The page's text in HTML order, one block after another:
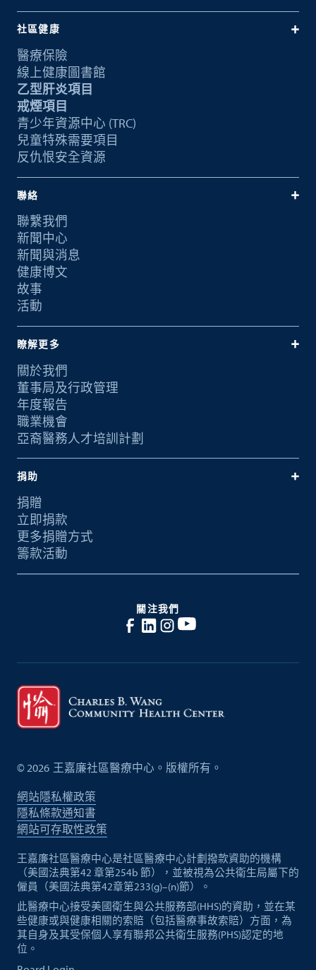
社區健康
醫療保險
線上健康圖書館
乙型肝炎項目
戒煙項目
青少年資源中心 (TRC)
兒童特殊需要項目
反仇恨安全資源
聯絡
聯繫我們
新聞中心
新聞與消息
健康博文
故事
活動
瞭解更多
關於我們
董事局及行政管理
年度報告
職業機會
亞裔醫務人才培訓計劃
捐助
捐贈
立即捐款
更多捐贈方式
籌款活動
關注我們
© 2026 王嘉廉社區醫療中心。版權所有。
網站隱私權政策
隱私條款通知書
網站可存取性政策
王嘉廉社區醫療中心是社區醫療中心計劃撥款資助的機構
（美國法典第42 章第254b 節），並被視為公共衛生局屬下的
僱員（美國法典第42章第233(g)–(n)節）。
此醫療中心接受美國衛生與公共服務部(HHS)的資助，並在某
些健康或與健康相關的索賠（包括醫療事故索賠）方面，為
其自身及其受保個人享有聯邦公共衛生服務(PHS)認定的地
位。